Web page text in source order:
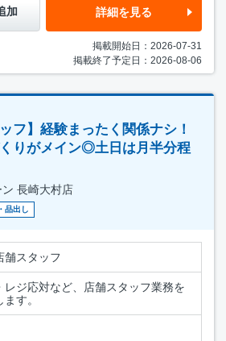
加 詳細を見る
掲載開始日：2026-07-31
掲載終了予定日：2026-08-06
フ】経験まったく関係ナシ！
りがメイン◎土日は月半分程
長崎大村店
品出し
舗スタッフ
レジ応対など、店舗スタッフ業務を
す。